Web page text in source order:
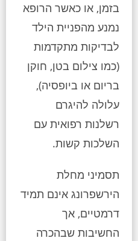
בזמן, או כאשר הרופא
נמנע מהפניית הילד
לבדיקות מתקדמות
(כמו צילום בטן, חוקן
בריום או ביופסיה),
עלולה להיגרם
רשלנות רפואית עם
השלכות קשות.
תסמיני מחלת
הירשפרונג אינם תמיד
דרמטיים, אך
החשיבות שבהכרה